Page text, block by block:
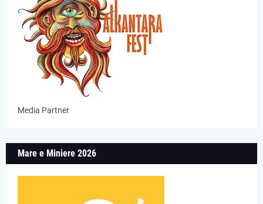
Media Partner
Mare e Miniere 2026